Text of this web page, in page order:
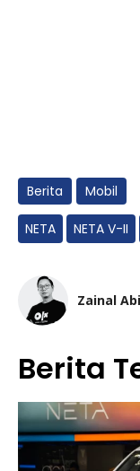
Berita Mobil
NETA NETA V-II
Zainal
Berita